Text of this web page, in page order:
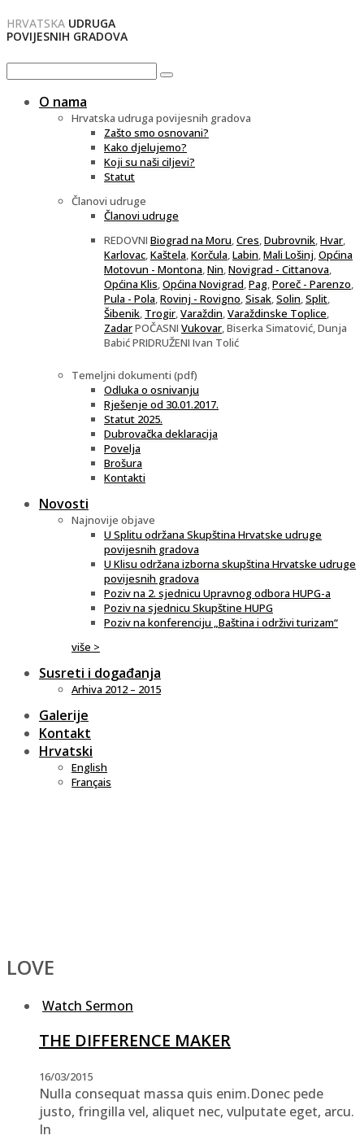
HRVATSKA UDRUGA
POVIJESNIH GRADOVA
O nama
Hrvatska udruga povijesnih gradova
Zašto smo osnovani?
Kako djelujemo?
Koji su naši ciljevi?
Statut
Članovi udruge
Članovi udruge
REDOVNI Biograd na Moru,Cres,Dubrovnik,Hvar,
Karlovac,Kaštela,Korčula,Labin,Mali Lošinj,Općina
Motovun - Montona,Nin,Novigrad - Cittanova,
Općina Klis,Općina Novigrad,Pag,Poreč - Parenzo,
Pula - Pola,Rovinj - Rovigno,Sisak,Solin,Split,
Šibenik, Trogir,Varaždin,Varaždinske Toplice,
ZadarPOČASNI Vukovar, Biserka Simatović, Dunja
Babić PRIDRUŽENI Ivan Tolić
Temeljni dokumenti (pdf)
Odluka o osnivanju
Rješenje od 30.01.2017.
Statut 2025.
Dubrovačka deklaracija
Povelja
Brošura
Kontakti
Novosti
Najnovije objave
U Splitu održana Skupština Hrvatske udruge
povijesnih gradova
U Klisu održana izborna skupština Hrvatske udruge
povijesnih gradova
Poziv na 2. sjednicu Upravnog odbora HUPG-a
Poziv na sjednicu Skupštine HUPG
Poziv na konferenciju „Baština i održivi turizam“
više >
Susreti i događanja
Arhiva 2012 – 2015
Galerije
Kontakt
Hrvatski
English
Français
LOVE
Watch Sermon
THE DIFFERENCE MAKER
16/03/2015
Nulla consequat massa quis enim.Donec pede
justo, fringilla vel, aliquet nec, vulputate eget, arcu.
In